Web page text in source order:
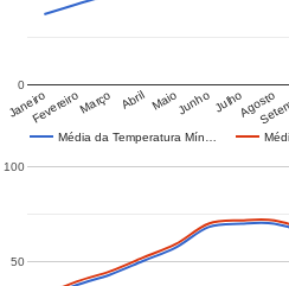
Média da Temperatura Mín…
JaneiroFevereiroMarço Abril MaioJunho JulhoAgosto
0
50
100